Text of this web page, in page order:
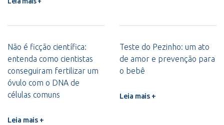
Não é ficção científica:
entenda como cientistas
conseguiram fertilizar um
óvulo com o DNA de
células comuns
Leia mais +
Teste do Pezinho: um ato
de amor e prevenção para
o bebê
Leia mais +